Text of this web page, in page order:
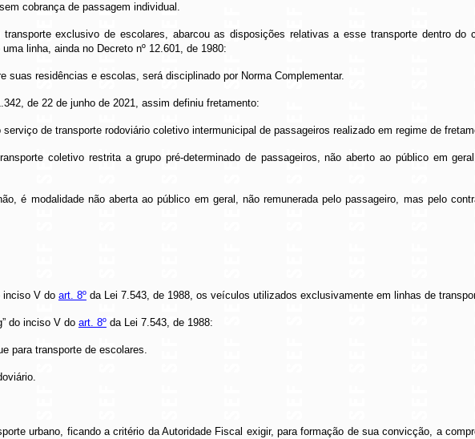
cobrança de passagem individual.
exclusivo de escolares, abarcou as disposições relativas a esse transporte dentro
linha, ainda no Decreto nº 12.601, de 1980:
suas residências e escolas, será disciplinado por Norma Complementar.
.342, de 22 de junho de 2021, assim definiu fretamento:
de transporte rodoviário coletivo intermunicipal de passageiros realizado em regime de
coletivo restrita a grupo pré-determinado de passageiros, não aberto ao público em
é modalidade não aberta ao público em geral, não remunerada pelo passageiro, mas pelo
inciso V do art. 8ºda Lei 7.543, de 1988, os veículos utilizados exclusivamente em linhas de
do inciso V do art. 8ºda Lei 7.543, de 1988:
para transporte de escolares.
urbano, ficando a critério da Autoridade Fiscal exigir, para formação de sua convicção, a